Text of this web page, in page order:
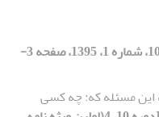
[دوره 10، شماره 1، 1395، صفحه 3-
این مسئله که: چه کسی